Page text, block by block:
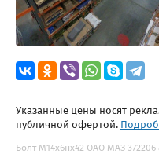
Указанные цены носят
публичной офертой.
Болт М14х6нх42 ОАО МАЗ 372206